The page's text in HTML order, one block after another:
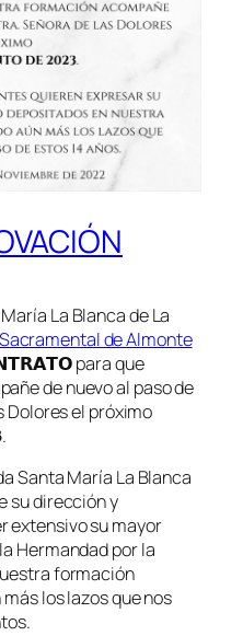
La Blanca de La
de Almonte
para que
de nuevo al paso de
Dolores el próximo
Santa María La Blanca
su dirección y
extensivo su mayor
Hermandad por la
formación
los lazos que nos